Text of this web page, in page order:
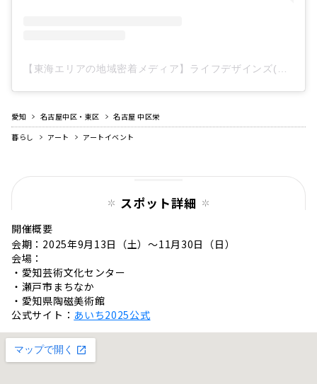
愛知 名古屋中区・東区
名古屋 中区栄
暮らし
アート アートイベント
スポット詳細
開催概要
会期：2025年9月13日（土）～11月30日（日）
会場：
・愛知芸術文化センター
・瀬戸市まちなか
・愛知県陶磁美術館
公式サイト： あいち2025公式